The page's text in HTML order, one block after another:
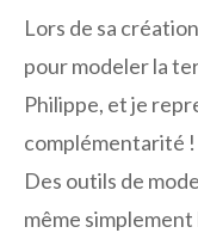
Lors de sa
pour modeler la
Philippe, et je
complémentarité !
Des outils de
même